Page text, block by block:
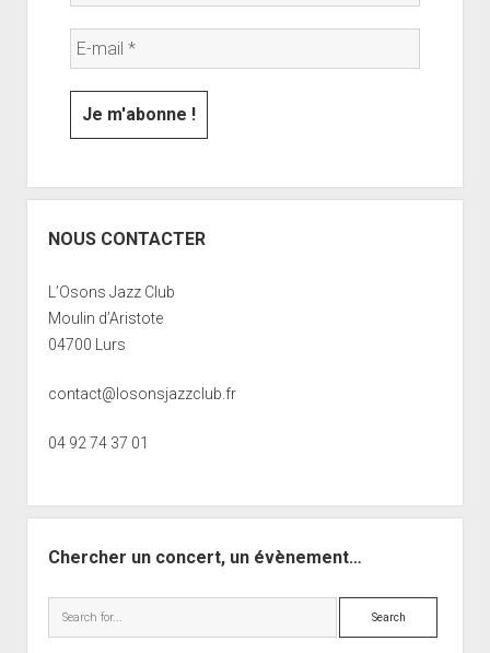
NOUS CONTACTER
L’Osons Jazz Club
Moulin d’Aristote
04700 Lurs
contact@losonsjazzclub.fr
04 92 74 37 01
Chercher un concert, un évènement…
Search